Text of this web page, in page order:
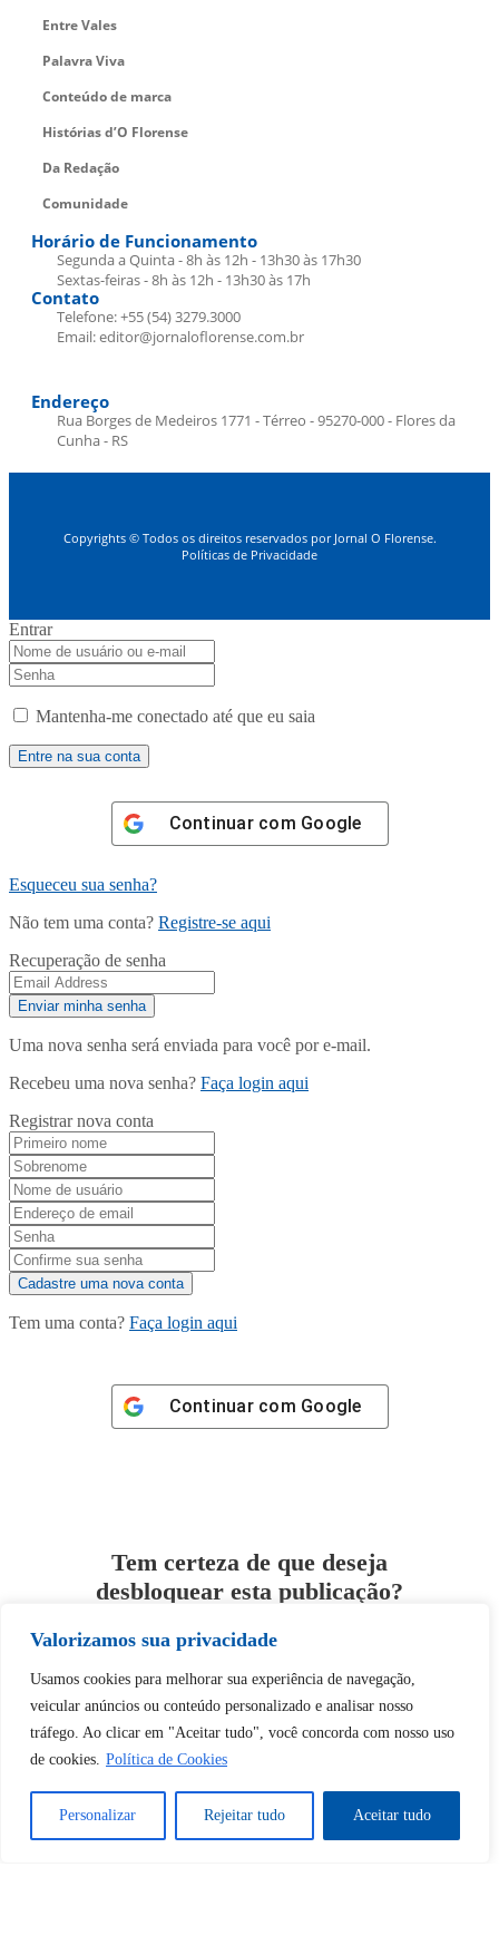
Valorizamos sua privacidade
Usamos cookies para melhorar sua experiência de navegação,
veicular anúncios ou conteúdo personalizado e analisar nosso
tráfego. Ao clicar em "Aceitar tudo", você concorda com nosso uso
de cookies. Política de Cookies
Personalizar Rejeitar tudo Aceitar tudo
Entre Vales
Palavra Viva
Conteúdo de marca
Histórias d’O Florense
Da Redação
Comunidade
Horário de Funcionamento
Segunda a Quinta - 8h às 12h - 13h30 às 17h30
Sextas-feiras - 8h às 12h - 13h30 às 17h
Contato
Telefone: +55 (54) 3279.3000
Email: editor@jornaloflorense.com.br
Endereço
Rua Borges de Medeiros 1771 - Térreo - 95270-000 - Flores da
Cunha - RS
Copyrights © Todos os direitos reservados por Jornal O Florense.
Políticas de Privacidade
Entrar
Mantenha-me conectado até que eu saia
Continuar com Google
Esqueceu sua senha?
Não tem uma conta? Registre-se aqui
Recuperação de senha
Uma nova senha será enviada para você por e-mail.
Recebeu uma nova senha? Faça login aqui
Registrar nova conta
Tem uma conta? Faça login aqui
Continuar com Google
Tem certeza de que deseja
desbloquear esta publicação?
Desbloquear esquerda : 0